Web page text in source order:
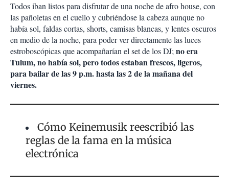
Todos iban listos para disfrutar de una noche de afro house, con
las pañoletas en el cuello y cubriéndose la cabeza aunque no
había sol, faldas cortas, shorts, camisas blancas, y lentes oscuros
en medio de la noche, para poder ver directamente las luces
estroboscópicas que acompañarían el set de los DJ;no era
Tulum, no había sol, pero todos estaban frescos, ligeros,
para bailar de las 9 p.m. hasta las 2 de la mañana del
viernes.
Cómo Keinemusik reescribió las
reglas de la fama en la música
electrónica